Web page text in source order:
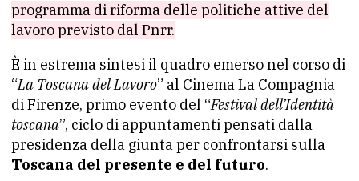
programma di riforma delle politiche attive del
lavoro previsto dal Pnrr.
È in estrema sintesi il quadro emerso nel corso di
“La Toscana del Lavoro” al Cinema La Compagnia
di Firenze, primo evento del “Festival dell’Identità
toscana”, ciclo di appuntamenti pensati dalla
presidenza della giunta per confrontarsi sulla
Toscana del presente e del futuro.